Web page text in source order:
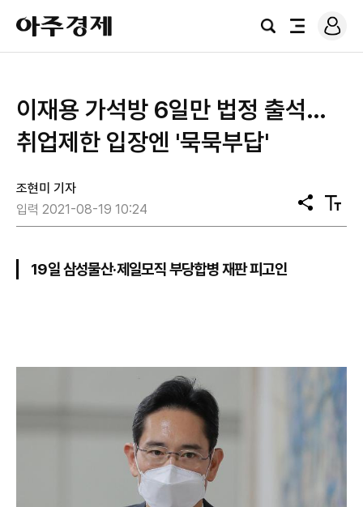
아
주
경
검
전
로
그
이재용 가석방 6일만 법정 출석…
취업제한 입장엔 '묵묵부답'
조현미 기자
입력 2021-08-19 10:24
공
유
텍
스
19일 삼성물산·제일모직 부당합병 재판 피고인